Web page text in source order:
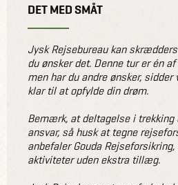
DET MED SMÅT
Jysk Rejsebureau kan
du ønsker det. Denne tur er én
men har du andre ønsker,
klar til at opfylde din drøm.
Bemærk, at deltagelse i trekking
ansvar, så husk at tegne
anbefaler Gouda
aktiviteter uden ekstra tillæg.